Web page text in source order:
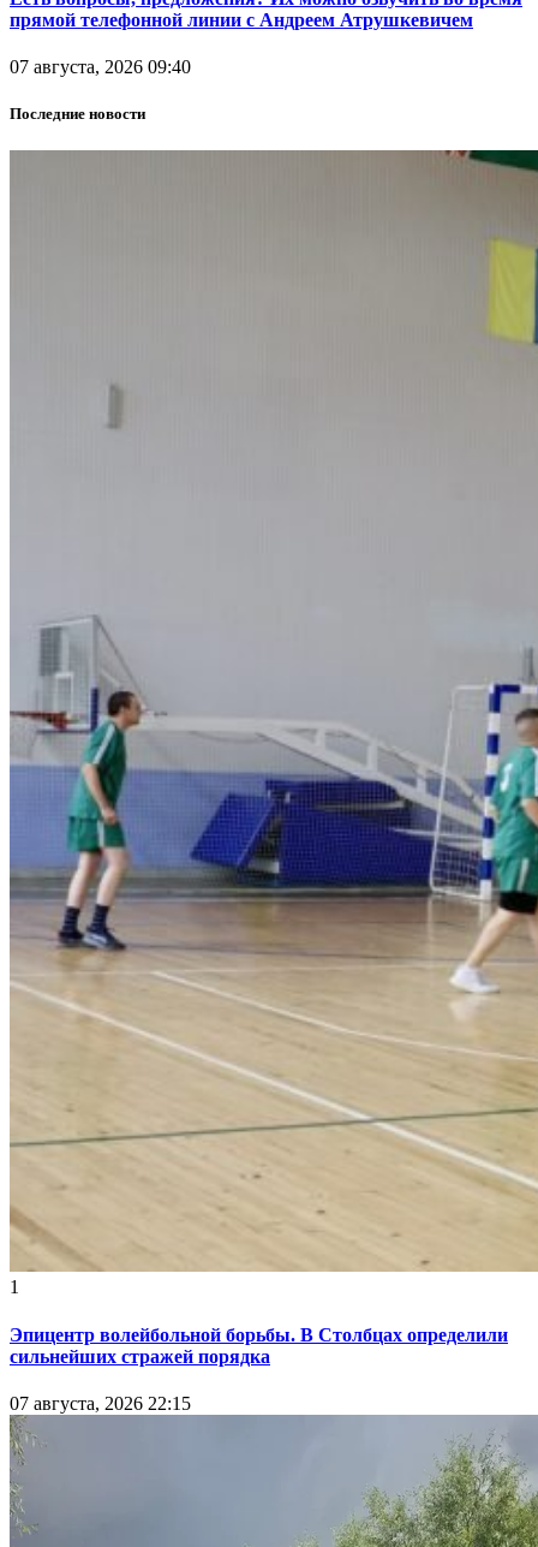
прямой телефонной линии с Андреем Атрушкевичем
07 августа, 2026 09:40
Последние новости
1
Эпицентр волейбольной борьбы. В Столбцах определили
сильнейших стражей порядка
07 августа, 2026 22:15